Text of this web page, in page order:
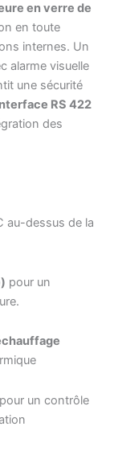
en verre de
en toute
internes. Un
alarme visuelle
une sécurité
RS 422
des
au-dessus de la
pour un
pour un contrôle